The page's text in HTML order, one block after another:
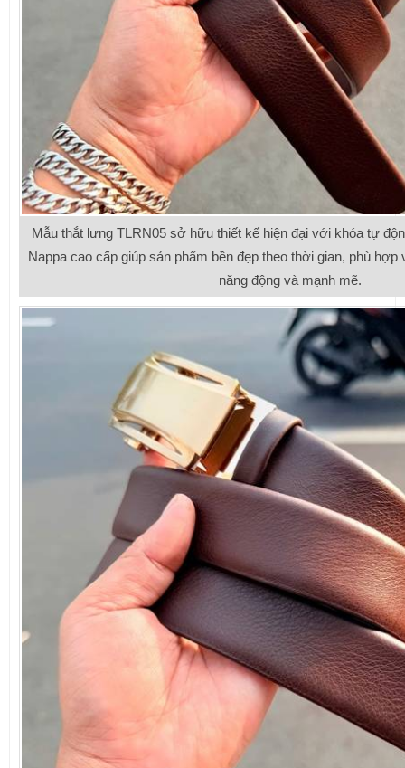
Mẫu thắt lưng TLRN05 sở hữu thiết kế hiện đại với khóa tự
Nappa cao cấp giúp sản phẩm bền đẹp theo thời gian, phù
năng động và mạnh mẽ.